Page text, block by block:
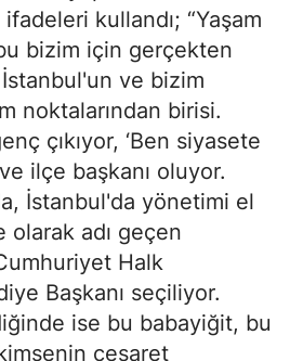
kullandı; “Yaşam
bizim için gerçekten
ve bizim
noktalarından birisi.
çıkıyor, ‘Ben siyasete
ilçe başkanı oluyor.
İstanbul'da yönetimi el
adı geçen
Halk
Başkanı seçiliyor.
ise bu babayiğit, bu
cesaret